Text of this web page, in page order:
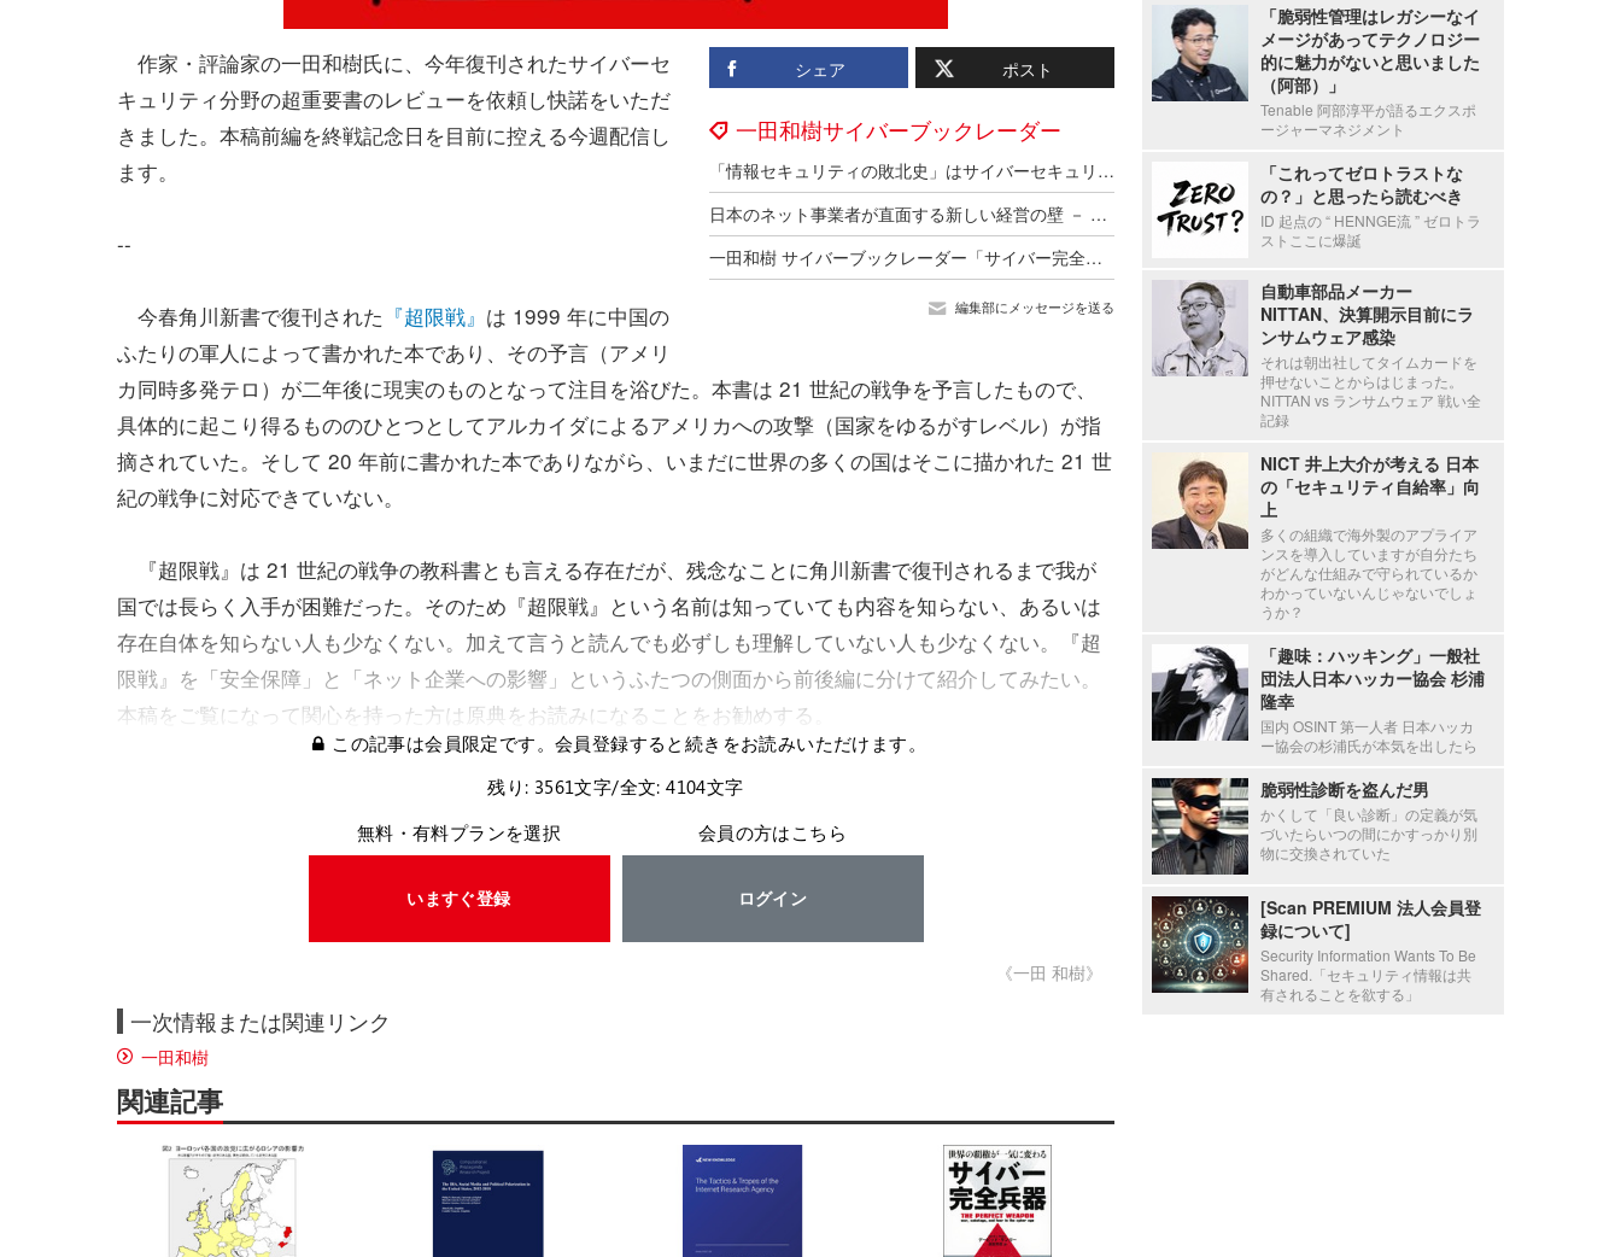
シェア ポスト
一田和樹サイバーブックレーダー
「情報セキュリティの敗北史」はサイバーセキュリティの歴史と概念が学べる教科書だった（一田和樹 サイバーブックレーダー）
日本のネット事業者が直面する新しい経営の壁 － 『超限戦』敗戦国の行方
一田和樹 サイバーブックレーダー「サイバー完全兵器」デービッド・サンガー著
編集部にメッセージを送る
作家・評論家の一田和樹氏に、今年復刊されたサイバーセ
キュリティ分野の超重要書のレビューを依頼し快諾をいただ
きました。本稿前編を終戦記念日を目前に控える今週配信し
ます。
--
今春角川新書で復刊された 『超限戦』 は 1999 年に中国の
ふたりの軍人によって書かれた本であり、その予言（アメリ
カ同時多発テロ）が二年後に現実のものとなって注目を浴びた。本書は 21 世紀の戦争を予言したもので、
具体的に起こり得るもののひとつとしてアルカイダによるアメリカへの攻撃（国家をゆるがすレベル）が指
摘されていた。そして 20 年前に書かれた本でありながら、いまだに世界の多くの国はそこに描かれた 21 世
紀の戦争に対応できていない。
『超限戦』は 21 世紀の戦争の教科書とも言える存在だが、残念なことに角川新書で復刊されるまで我が
国では長らく入手が困難だった。そのため『超限戦』という名前は知っていても内容を知らない、あるいは
存在自体を知らない人も少なくない。加えて言うと読んでも必ずしも理解していない人も少なくない。『超
限戦』を「安全保障」と「ネット企業への影響」というふたつの側面から前後編に分けて紹介してみたい。
本稿をご覧になって関心を持った方は原典をお読みになることをお勧めする。
この記事は会員限定です。会員登録すると続きをお読みいただけます。
残り: 3561文字/全文: 4104文字
無料・有料プランを選択
いますぐ登録
会員の方はこちら
ログイン
《一田 和樹》
一次情報または関連リンク
一田和樹
関連記事
「脆弱性管理はレガシーなイ
メージがあってテクノロジー
的に魅力がないと思いました
（阿部）」
Tenable 阿部淳平が語るエクスポ
ージャーマネジメント
「これってゼロトラストな
の？」と思ったら読むべき
ID 起点の “ HENNGE流 ” ゼロトラ
ストここに爆誕
自動車部品メーカー
NITTAN、決算開示目前にラ
ンサムウェア感染
それは朝出社してタイムカードを
押せないことからはじまった。
NITTAN vs ランサムウェア 戦い全
記録
NICT 井上大介が考える 日本
の「セキュリティ自給率」向
上
多くの組織で海外製のアプライア
ンスを導入していますが自分たち
がどんな仕組みで守られているか
わかっていないんじゃないでしょ
うか？
「趣味：ハッキング」一般社
団法人日本ハッカー協会 杉浦
隆幸
国内 OSINT 第一人者 日本ハッカ
ー協会の杉浦氏が本気を出したら
脆弱性診断を盗んだ男
かくして「良い診断」の定義が気
づいたらいつの間にかすっかり別
物に交換されていた
[Scan PREMIUM 法人会員登
録について]
Security Information Wants To Be
Shared.「セキュリティ情報は共
有されることを欲する」